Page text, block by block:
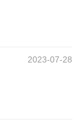
2023-07-28